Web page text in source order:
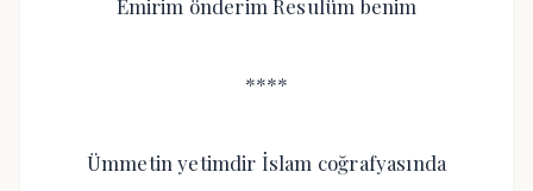
Emirim önderim Resulüm benim
****
Ümmetin yetimdir İslam coğrafyasında